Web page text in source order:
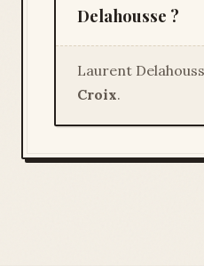
Delahousse ?
Laurent
Croix.